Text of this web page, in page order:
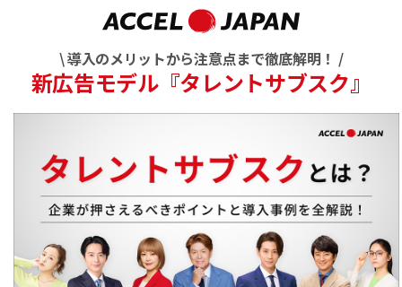
\ 導入のメリットから注意点まで徹底解明！ /
新広告モデル『タレントサブスク』